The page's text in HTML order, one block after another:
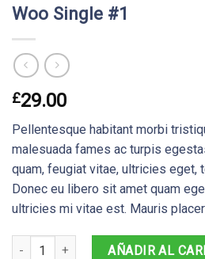
Woo Single #1
£29.00
Pellentesque habitant morbi
malesuada fames ac turpis
quam, feugiat vitae, ultricies eget,
Donec eu libero sit amet quam
ultricies mi vitae est. Mauris
Woo Single #1 cantidadAÑADIR AL